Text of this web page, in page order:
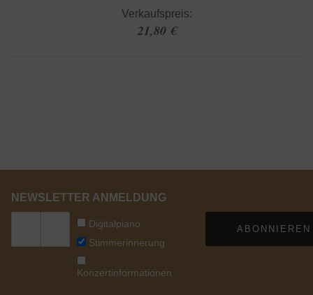
Verkaufspreis:
21,80 €
NEWSLETTER ANMELDUNG
Digitalpiano
Stimmerinnerung
Konzertinformationen
ABONNIEREN